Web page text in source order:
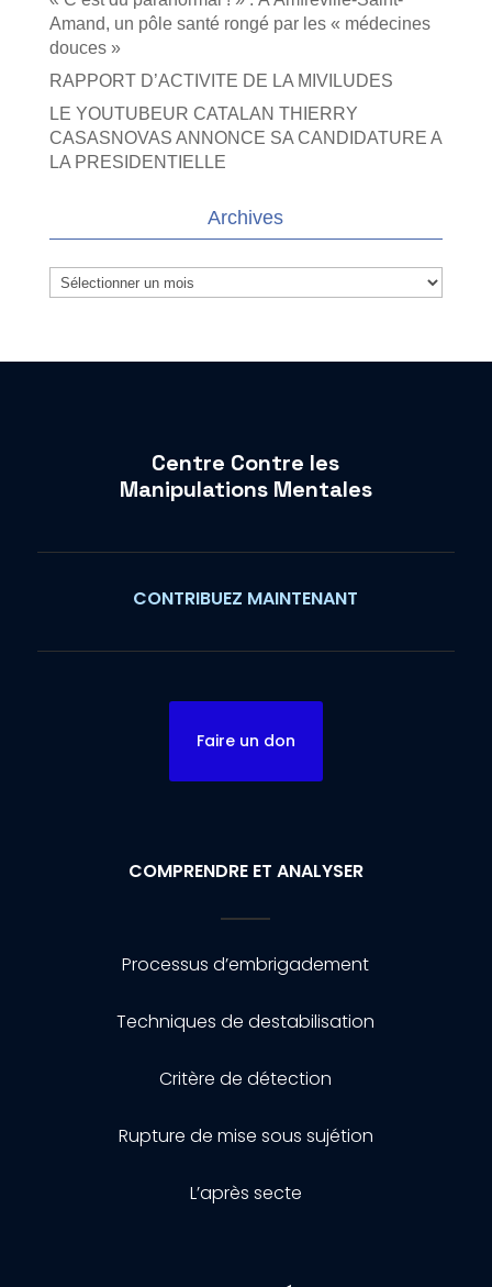
Amand, un pôle santé rongé par les « médecines
douces »
RAPPORT D’ACTIVITE DE LA MIVILUDES
LE YOUTUBEUR CATALAN THIERRY
CASASNOVAS ANNONCE SA CANDIDATURE A
LA PRESIDENTIELLE
Archives
Archives
Centre Contre les
Manipulations Mentales
CONTRIBUEZ MAINTENANT
Faire un don
COMPRENDRE ET ANALYSER
Processus d’embrigadement
Techniques de destabilisation
Critère de détection
Rupture de mise sous sujétion
L’après secte